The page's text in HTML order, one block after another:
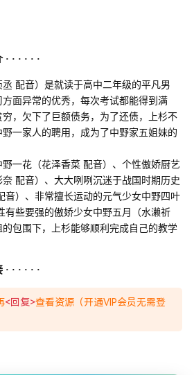
· · · · ·
配音）是就读于高中二年级的平凡男
面异常的优秀，每次考试都能得到满
，欠下了巨额债务，为了还债，上杉不
一家人的聘用，成为了中野家五姐妹的
花（花泽香菜 配音）、个性傲娇厨艺
配音）、大大咧咧沉迷于战国时期历史
音）、非常擅长运动的元气少女中野四叶
有些要强的傲娇少女中野五月（水濑祈
包围下，上杉能够顺利完成自己的教学
· · · · ·
<回复>查看资源（开通VIP会员无需登